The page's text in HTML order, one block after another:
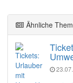
Ähnliche